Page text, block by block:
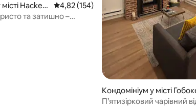
Hacken
Середня оцінка: 4,82 з 5, відгуки: 154
4,82 (154)
та затишно –
Кондомініум у місті
П’ятизірковий чарівний